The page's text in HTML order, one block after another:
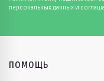
персональных данных и
ПОМОЩЬ